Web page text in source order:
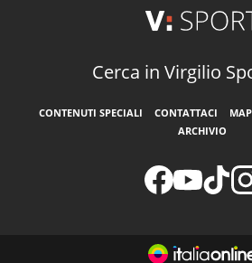
Cerca in Virgilio
CONTENUTI SPECIALI CONTATTACI
ARCHIVIO